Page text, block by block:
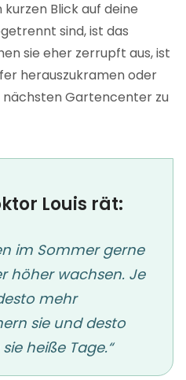
Blick auf deine
sind, ist das
sie eher zerrupft aus, ist
herauszukramen oder
nächsten Gartencenter zu
Louis rät:
im Sommer gerne
höher wachsen. Je
mehr
sie und desto
heiße Tage.“